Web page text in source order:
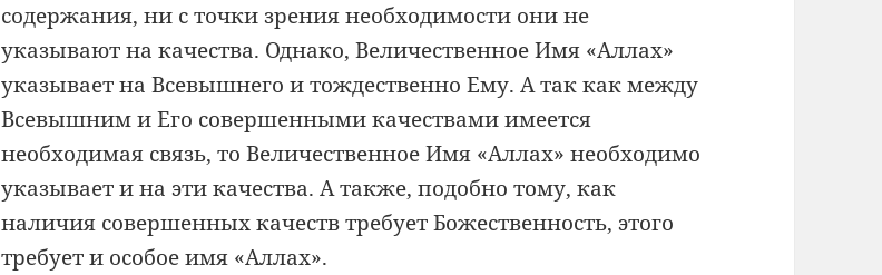
содержания, ни с точки зрения необходимости они не
указывают на качества. Однако, Величественное Имя «Аллах»
указывает на Всевышнего и тождественно Ему. А так как между
Всевышним и Его совершенными качествами имеется
необходимая связь, то Величественное Имя «Аллах» необходимо
указывает и на эти качества. А также, подобно тому, как
наличия совершенных качеств требует Божественность, этого
требует и особое имя «Аллах».